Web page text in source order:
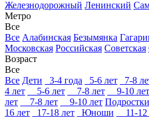
Железнодорожный Ленинский
Метро
Все
Все Алабинская Безымянка
Московская Российская Советская
Возраст
Все
Все Дети 3-4 года 5-6 лет 7-8
4 лет
5-6 лет 7-8 лет 9-10 лет
лет
7-8 лет 9-10 лет Подростки
16 лет
17-18 лет Юноши 11-12